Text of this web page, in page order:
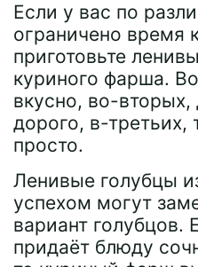
Если у вас по
ограничено время
приготовьте
куриного фарша.
вкусно, во-вторых,
дорого, в-третьих,
просто.
Ленивые голубцы
успехом могут
вариант голубцов.
придаёт блюду